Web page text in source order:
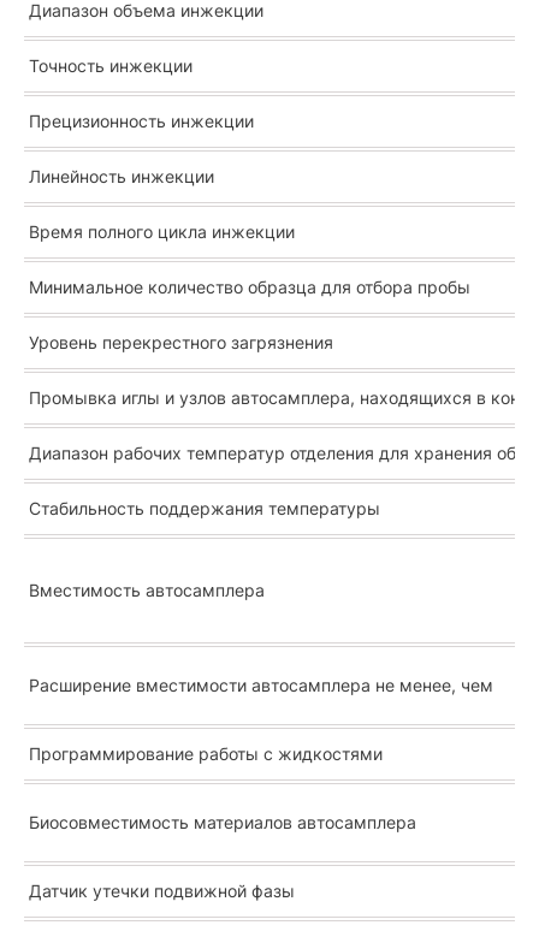
Диапазон объема инжекции
Точность инжекции
Прецизионность инжекции
Линейность инжекции
Время полного цикла инжекции
Минимальное количество образца для отбора пробы
Уровень перекрестного загрязнения
Промывка иглы и узлов автосамплера, находящихся в
Диапазон рабочих температур отделения для хранения
Стабильность поддержания температуры
Вместимость автосамплера
Расширение вместимости автосамплера не менее, чем
Программирование работы с жидкостями
Биосовместимость материалов автосамплера
Датчик утечки подвижной фазы